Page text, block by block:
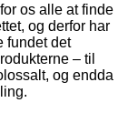
os alle at finde
og derfor har
fundet det
– til
og endda